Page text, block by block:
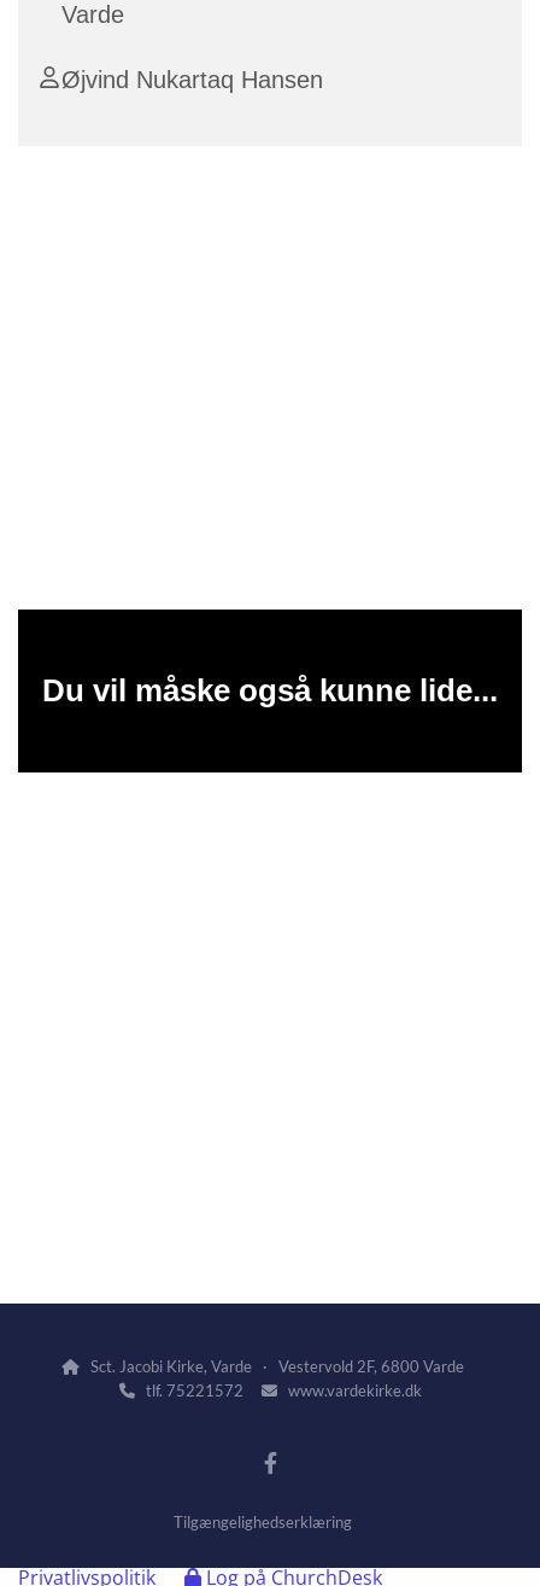
Varde
Øjvind Nukartaq Hansen
Du vil måske også kunne lide...
 Sct. Jacobi Kirke, Varde · Vestervold 2F, 6800 Varde
tlf. 75221572 www.vardekirke.dk
Tilgængelighedserklæring
Privatlivspolitik Log på ChurchDesk